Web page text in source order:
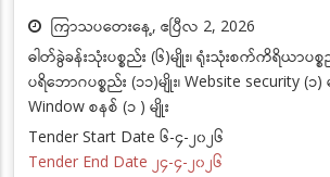
ကြာသပတေးနေ့, ဧပြီလ 2, 2026
ဓါတ်ခွဲခန်းသုံးပစ္စည်း (၆)မျိုး၊ ရုံးသုံးစက်ကိရိယာပစ္စည်
ပရိဘောဂပစ္စည်း (၁၁)မျိုး၊ Website security (၁)
Window စနစ် (၁ ) မျိုး
Tender Start Date ၆-၄-၂၀၂၆
Tender End Date ၂၄-၄-၂၀၂၆